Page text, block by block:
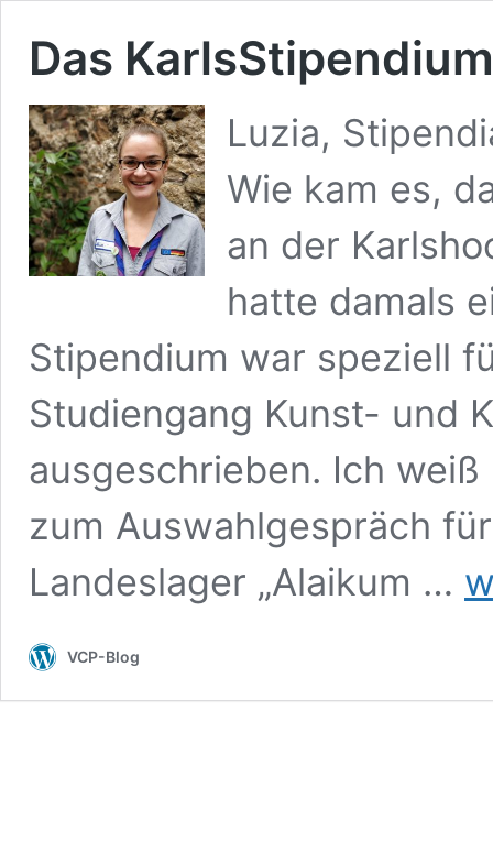
Das
Luzia,
Wie kam es,
an der
hatte damals
Stipendium war speziell
Studiengang Kunst- und
ausgeschrieben. Ich
zum Auswahlgespräch
Landeslager „Alaikum …
VCP-Blog